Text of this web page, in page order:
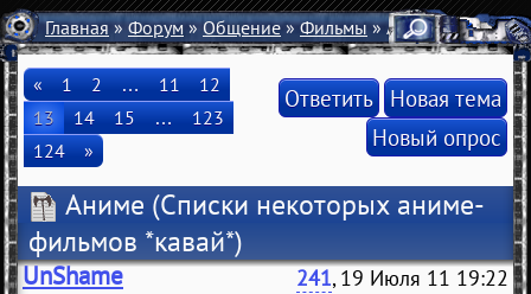
Главная»Форум»Общение»Фильмы» Аниме
« 1 2 … 11
12
13
14 15 …
123
124
»
Ответить Новая тема
Новый опрос
Аниме (Списки некоторых аниме-
фильмов *кавай*)
UnShame 241, 19 Июля 11 19:22